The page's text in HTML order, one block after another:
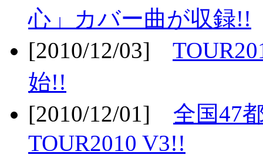
心」カバー曲が収録!!
[2010/12/03]
始!!
[2010/12/01] 全国47
TOUR2010 V3!!